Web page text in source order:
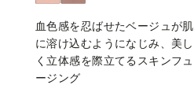
血色感を忍ばせたベージュが肌
に溶け込むようになじみ、 美し
く立体感を際立てるスキンフュ
ージング